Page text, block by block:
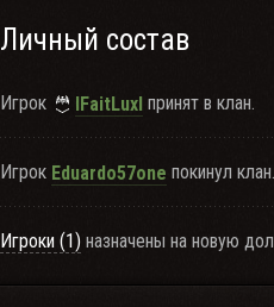
Личный состав
Игрок lFaitLuxl принят в клан.
Игрок Eduardo57one покинул клан.
Игроки (1) назначены на новую